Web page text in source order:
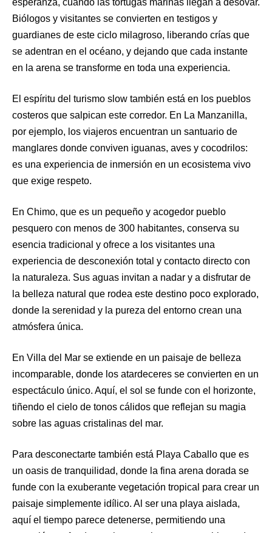
esperanza, cuando las tortugas marinas llegan a desovar.
Biólogos y visitantes se convierten en testigos y
guardianes de este ciclo milagroso, liberando crías que
se adentran en el océano, y dejando que cada instante
en la arena se transforme en toda una experiencia.
El espíritu del turismo slow también está en los pueblos
costeros que salpican este corredor. En La Manzanilla,
por ejemplo, los viajeros encuentran un santuario de
manglares donde conviven iguanas, aves y cocodrilos:
es una experiencia de inmersión en un ecosistema vivo
que exige respeto.
En Chimo, que es un pequeño y acogedor pueblo
pesquero con menos de 300 habitantes, conserva su
esencia tradicional y ofrece a los visitantes una
experiencia de desconexión total y contacto directo con
la naturaleza. Sus aguas invitan a nadar y a disfrutar de
la belleza natural que rodea este destino poco explorado,
donde la serenidad y la pureza del entorno crean una
atmósfera única.
En Villa del Mar se extiende en un paisaje de belleza
incomparable, donde los atardeceres se convierten en un
espectáculo único. Aquí, el sol se funde con el horizonte,
tiñendo el cielo de tonos cálidos que reflejan su magia
sobre las aguas cristalinas del mar.
Para desconectarte también está Playa Caballo que es
un oasis de tranquilidad, donde la fina arena dorada se
funde con la exuberante vegetación tropical para crear un
paisaje simplemente idílico. Al ser una playa aislada,
aquí el tiempo parece detenerse, permitiendo una